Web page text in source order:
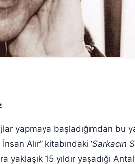
yapmaya başladığımdan bu
İnsan Alır” kitabındaki ‘Sarkacın
yaklaşık 15 yıldır yaşadığı